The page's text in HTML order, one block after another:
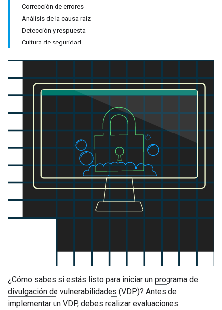
Corrección de errores
Análisis de la causa raíz
Detección y respuesta
Cultura de seguridad
¿Cómo sabes si estás listo para iniciar un programa de
divulgación de vulnerabilidades (VDP)? Antes de
implementar un VDP, debes realizar evaluaciones